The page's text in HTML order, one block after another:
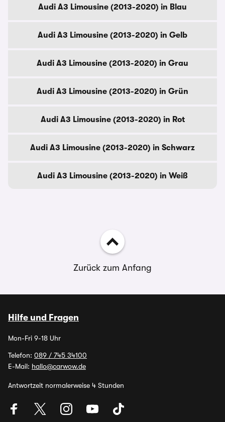
Audi A3 Limousine (2013-2020) in Blau
Audi A3 Limousine (2013-2020) in Gelb
Audi A3 Limousine (2013-2020) in Grau
Audi A3 Limousine (2013-2020) in Grün
Audi A3 Limousine (2013-2020) in Rot
Audi A3 Limousine (2013-2020) in Schwarz
Audi A3 Limousine (2013-2020) in Weiß
Zurück zum Anfang
Hilfe und Fragen
Mon-Fri 9-18 Uhr
Telefon: 089 / 745 34100
E-Mail: hallo@carwow.de
Antwortzeit normalerweise 4 Stunden